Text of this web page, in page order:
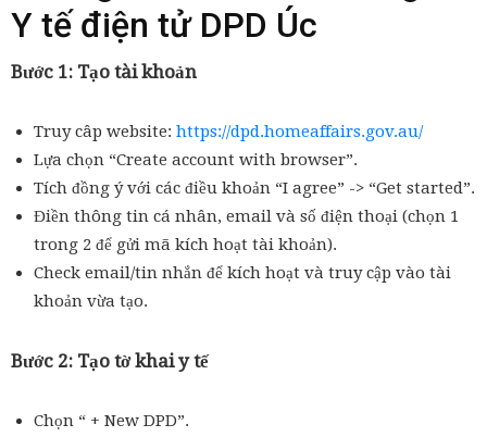
Y tế điện tử DPD Úc
Bước 1: Tạo tài khoản
Truy câp website: https://dpd.homeaffairs.gov.au/
Lựa chọn “Create account with browser”.
Tích đồng ý với các điều khoản “I agree” -> “Get started”.
Điền thông tin cá nhân, email và số điện thoại (chọn 1
trong 2 để gửi mã kích hoạt tài khoản).
Check email/tin nhắn để kích hoạt và truy cập vào tài
khoản vừa tạo.
Bước 2: Tạo tờ khai y tế
Chọn “ + New DPD”.